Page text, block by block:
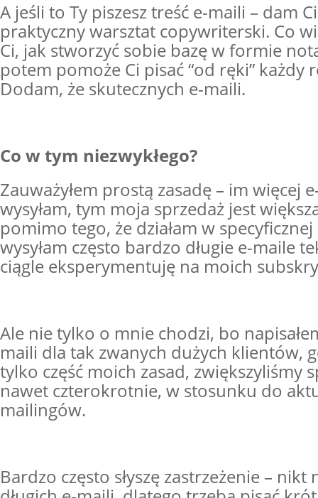
A jeśli to Ty piszesz treść e-maili – dam Ci
praktyczny warsztat copywriterski. Co
Ci, jak stworzyć sobie bazę w formie
potem pomoże Ci pisać “od ręki” każdy
Dodam, że skutecznych e-maili.
Co w tym niezwykłego?
Zauważyłem prostą zasadę – im więcej
wysyłam, tym moja sprzedaż jest
pomimo tego, że działam w specyficznej
wysyłam często bardzo długie e-maile
ciągle eksperymentuję na moich
Ale nie tylko o mnie chodzi, bo
maili dla tak zwanych dużych klientów,
tylko część moich zasad, zwiększyliśmy
nawet czterokrotnie, w stosunku do
mailingów.
Bardzo często słyszę zastrzeżenie – nikt